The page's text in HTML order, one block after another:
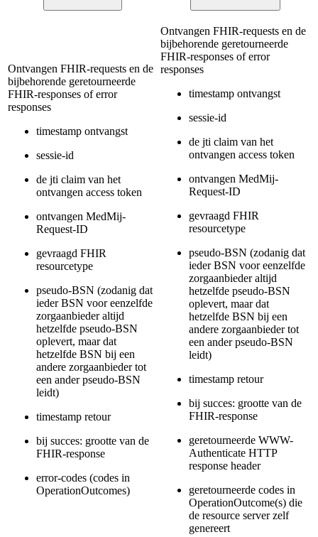
Ontvangen FHIR-requests en de
bijbehorende geretourneerde
FHIR-responses of error
responses
timestamp ontvangst
sessie-id
de jti claim van het
ontvangen access token
ontvangen MedMij-
Request-ID
gevraagd FHIR
resourcetype
pseudo-BSN (zodanig dat
ieder BSN voor eenzelfde
zorgaanbieder altijd
hetzelfde pseudo-BSN
oplevert, maar dat
hetzelfde BSN bij een
andere zorgaanbieder tot
een ander pseudo-BSN
leidt)
timestamp retour
bij succes: grootte van de
FHIR-response
error-codes (codes in
OperationOutcomes)
Ontvangen FHIR-requests en de
bijbehorende geretourneerde
FHIR-responses of error
responses
timestamp ontvangst
sessie-id
de jti claim van het
ontvangen access token
ontvangen MedMij-
Request-ID
gevraagd FHIR
resourcetype
pseudo-BSN (zodanig dat
ieder BSN voor eenzelfde
zorgaanbieder altijd
hetzelfde pseudo-BSN
oplevert, maar dat
hetzelfde BSN bij een
andere zorgaanbieder tot
een ander pseudo-BSN
leidt)
timestamp retour
bij succes: grootte van de
FHIR-response
geretourneerde WWW-
Authenticate HTTP
response header
geretourneerde codes in
OperationOutcome(s) die
de resource server zelf
genereert